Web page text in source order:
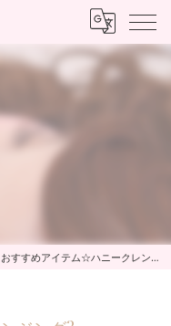
おすすめアイテム☆ハニークレンジング?